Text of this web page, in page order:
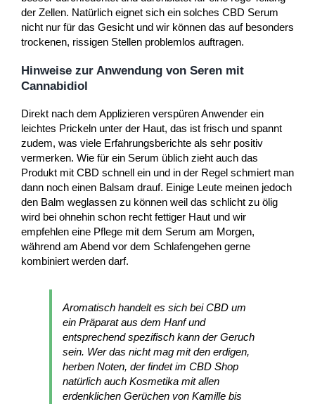
der Zellen. Natürlich eignet sich ein solches CBD Serum
nicht nur für das Gesicht und wir können das auf besonders
trockenen, rissigen Stellen problemlos auftragen.
Hinweise zur Anwendung von Seren mit
Cannabidiol
Direkt nach dem Applizieren verspüren Anwender ein
leichtes Prickeln unter der Haut, das ist frisch und spannt
zudem, was viele Erfahrungsberichte als sehr positiv
vermerken. Wie für ein Serum üblich zieht auch das
Produkt mit CBD schnell ein und in der Regel schmiert man
dann noch einen Balsam drauf. Einige Leute meinen jedoch
den Balm weglassen zu können weil das schlicht zu ölig
wird bei ohnehin schon recht fettiger Haut und wir
empfehlen eine Pflege mit dem Serum am Morgen,
während am Abend vor dem Schlafengehen gerne
kombiniert werden darf.
Aromatisch handelt es sich bei CBD um
ein Präparat aus dem Hanf und
entsprechend spezifisch kann der Geruch
sein. Wer das nicht mag mit den erdigen,
herben Noten, der findet im CBD Shop
natürlich auch Kosmetika mit allen
erdenklichen Gerüchen von Kamille bis